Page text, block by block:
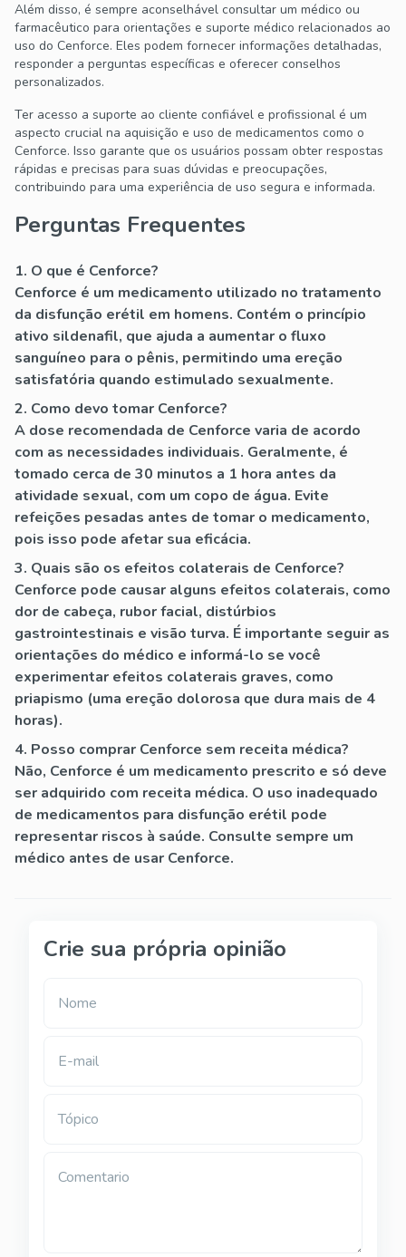
Além disso, é sempre aconselhável consultar um médico ou
farmacêutico para orientações e suporte médico relacionados ao
uso do Cenforce. Eles podem fornecer informações detalhadas,
responder a perguntas específicas e oferecer conselhos
personalizados.
Ter acesso a suporte ao cliente confiável e profissional é um
aspecto crucial na aquisição e uso de medicamentos como o
Cenforce. Isso garante que os usuários possam obter respostas
rápidas e precisas para suas dúvidas e preocupações,
contribuindo para uma experiência de uso segura e informada.
Perguntas Frequentes
1. O que é Cenforce?
Cenforce é um medicamento utilizado no tratamento
da disfunção erétil em homens. Contém o princípio
ativo sildenafil, que ajuda a aumentar o fluxo
sanguíneo para o pênis, permitindo uma ereção
satisfatória quando estimulado sexualmente.
2. Como devo tomar Cenforce?
A dose recomendada de Cenforce varia de acordo
com as necessidades individuais. Geralmente, é
tomado cerca de 30 minutos a 1 hora antes da
atividade sexual, com um copo de água. Evite
refeições pesadas antes de tomar o medicamento,
pois isso pode afetar sua eficácia.
3. Quais são os efeitos colaterais de Cenforce?
Cenforce pode causar alguns efeitos colaterais, como
dor de cabeça, rubor facial, distúrbios
gastrointestinais e visão turva. É importante seguir as
orientações do médico e informá-lo se você
experimentar efeitos colaterais graves, como
priapismo (uma ereção dolorosa que dura mais de 4
horas).
4. Posso comprar Cenforce sem receita médica?
Não, Cenforce é um medicamento prescrito e só deve
ser adquirido com receita médica. O uso inadequado
de medicamentos para disfunção erétil pode
representar riscos à saúde. Consulte sempre um
médico antes de usar Cenforce.
Crie sua própria opinião
Nome
E-mail
Tópico
Comentario